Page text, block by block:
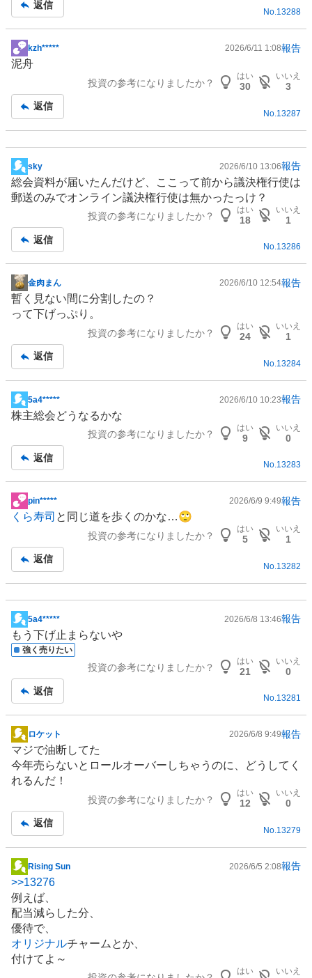
返信
No.13288
掲
示
事
kzh***** 2026/6/11 1:08報告
泥舟
投資の参考になりましたか？
はい
30
いいえ
3
返信
No. 13287
掲
示
板
sky 2026/6/10 13:06報告
総会資料が届いたんだけど、ここって前から議決権行使は
郵送のみでオンライン議決権行使は無かったっけ？
投資の参考になりましたか？
はい
18
いいえ
1
返信
No.13286
掲
示
板
金肉まん 2026/6/10 12:54報告
暫く見ない間に分割したの？
って下げっぷり。
投資の参考になりましたか？
はい
24
いいえ
1
返信
No. 13284
掲
示
事
5a4***** 2026/6/10 10:23報告
株主総会どうなるかな
投資の参考になりましたか？
はい
9
いいえ
0
返信
No.13283
掲
示
事
pin***** 2026/6/9 9:49報告
くら寿司 と同じ道を歩くのかな…🙄
投資の参考になりましたか？
はい
5
いいえ
1
返信
No. 13282
掲
示
板
5a4***** 2026/6/8 13:46報告
もう下げ止まらないや
強く売りたい
投資の参考になりましたか？
はい
21
いいえ
0
返信
No.13281
掲
示
板
記
ロケット 2026/6/8 9:49報告
マジで油断してた
今年売らないとロールオーバーしちゃうのに、どうしてく
れるんだ！
投資の参考になりましたか？
はい
12
いいえ
0
返信
No. 13279
掲
示
板
記
事
Rising Sun 2026/6/5 2:08報告
>>13276
例えば、
配当減らした分、
優待で、
オリジナルチャームとか、
付けてよ～
はい いいえ